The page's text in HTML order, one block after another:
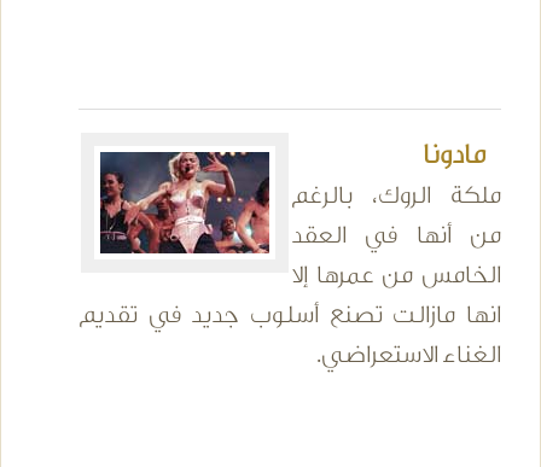
مادونا
ملكة الروك، بالرغم
من أنها في العقد
الخامس من عمرها إلا
انها مازالت تصنع أسلوب جديد في تقديم
الغناء الاستعراضي.